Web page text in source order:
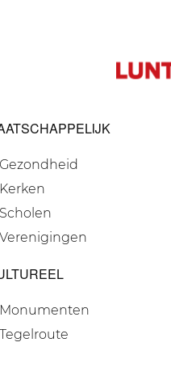
Gezondheid
Kerken
Scholen
Verenigingen
Monumenten
Tegelroute